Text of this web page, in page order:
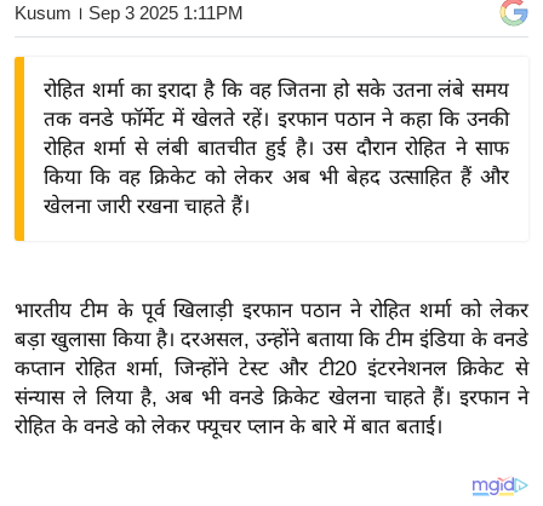
ज़
द्यो
वि
शे
ष
ज्ञ
Kusum । Sep 3 2025 1:11PM
रोहित शर्मा का इरादा है कि वह जितना हो सके उतना लंबे समय
तक वनडे फॉर्मेट में खेलते रहें। इरफान पठान ने कहा कि उनकी
रोहित शर्मा से लंबी बातचीत हुई है। उस दौरान रोहित ने साफ
किया कि वह क्रिकेट को लेकर अब भी बेहद उत्साहित हैं और
खेलना जारी रखना चाहते हैं।
भारतीय टीम के पूर्व खिलाड़ी इरफान पठान ने रोहित शर्मा को लेकर
बड़ा खुलासा किया है। दरअसल, उन्होंने बताया कि टीम इंडिया के वनडे
कप्तान रोहित शर्मा, जिन्होंने टेस्ट और टी20 इंटरनेशनल क्रिकेट से
संन्यास ले लिया है, अब भी वनडे क्रिकेट खेलना चाहते हैं। इरफान ने
रोहित के वनडे को लेकर फ्यूचर प्लान के बारे में बात बताई।